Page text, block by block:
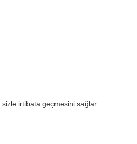
irtibata geçmesini sağlar.